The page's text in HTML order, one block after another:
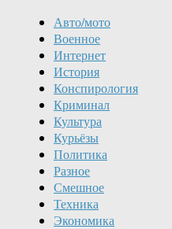
Авто/мото
Военное
Интернет
История
Конспирология
Криминал
Культура
Курьёзы
Политика
Разное
Смешное
Техника
Экономика